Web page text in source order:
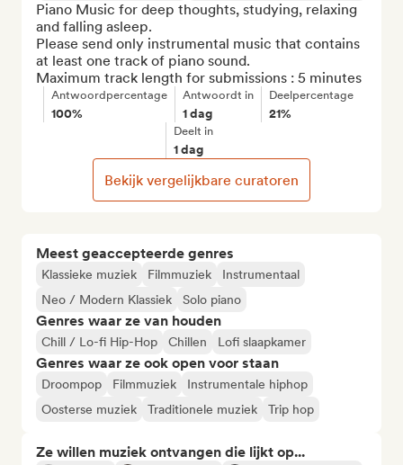
Meest geaccepteerde genres
Klassieke muziek Filmmuziek
Instrumentaal
Neo / Modern Klassiek
Solo piano
Genres waar ze van houden
Chill / Lo-fi Hip-Hop Chillen Lofi slaapkamer
Genres waar ze ook open voor staan
Droompop Filmmuziek
Instrumentale hiphop
Oosterse muziek
Traditionele muziek Trip hop
Ze willen muziek ontvangen die lijkt op...
Piano Music for deep thoughts, studying, relaxing
and falling asleep.
Please send only instrumental music that contains
at least one track of piano sound.
Maximum track length for submissions : 5 minutes
Antwoordpercentage
100%
Antwoordt in
1 dag
Deelpercentage
21%
Deelt in
1 dag
Bekijk vergelijkbare curatoren